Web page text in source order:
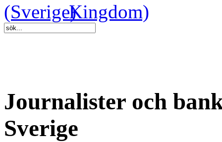
Journalister och
Sverige